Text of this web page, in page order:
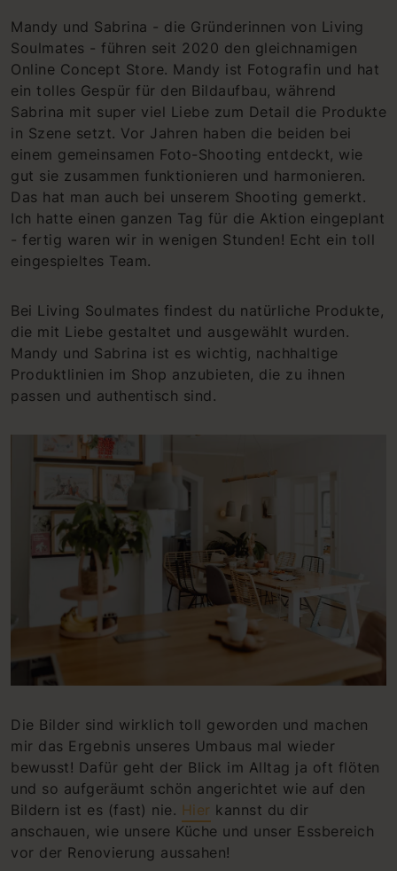
Mandy und Sabrina - die Gründerinnen von Living
Soulmates - führen seit 2020 den gleichnamigen
Online Concept Store. Mandy ist Fotografin und hat
ein tolles Gespür für den Bildaufbau, während
Sabrina mit super viel Liebe zum Detail die Produkte
in Szene setzt. Vor Jahren haben die beiden bei
einem gemeinsamen Foto-Shooting entdeckt, wie
gut sie zusammen funktionieren und harmonieren.
Das hat man auch bei unserem Shooting gemerkt.
Ich hatte einen ganzen Tag für die Aktion eingeplant
- fertig waren wir in wenigen Stunden! Echt ein toll
eingespieltes Team.
Bei Living Soulmates findest du natürliche Produkte,
die mit Liebe gestaltet und ausgewählt wurden.
Mandy und Sabrina ist es wichtig, nachhaltige
Produktlinien im Shop anzubieten, die zu ihnen
passen und authentisch sind.
Die Bilder sind wirklich toll geworden und machen
mir das Ergebnis unseres Umbaus mal wieder
bewusst! Dafür geht der Blick im Alltag ja oft flöten
und so aufgeräumt schön angerichtet wie auf den
Bildern ist es (fast) nie. Hier kannst du dir
anschauen, wie unsere Küche und unser Essbereich
vor der Renovierung aussahen!